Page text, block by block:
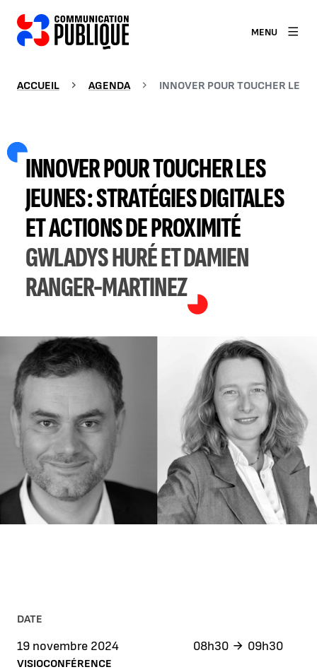
MENU
ACCUEIL AGENDA INNOVER POUR TOUCHER LES
INNOVER POUR TOUCHER LES
JEUNES : STRATÉGIES DIGITALES
ET ACTIONS DE PROXIMITÉ
GWLADYS HURÉ ET DAMIEN
RANGER-MARTINEZ
AGRANDIR L'IMAGE
DATE
19 novembre 2024 08h30 09h30
VISIOCONFÉRENCE